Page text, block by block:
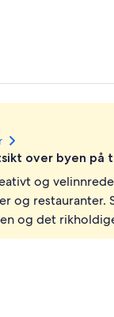
over byen på
og
og restauranter.
og det